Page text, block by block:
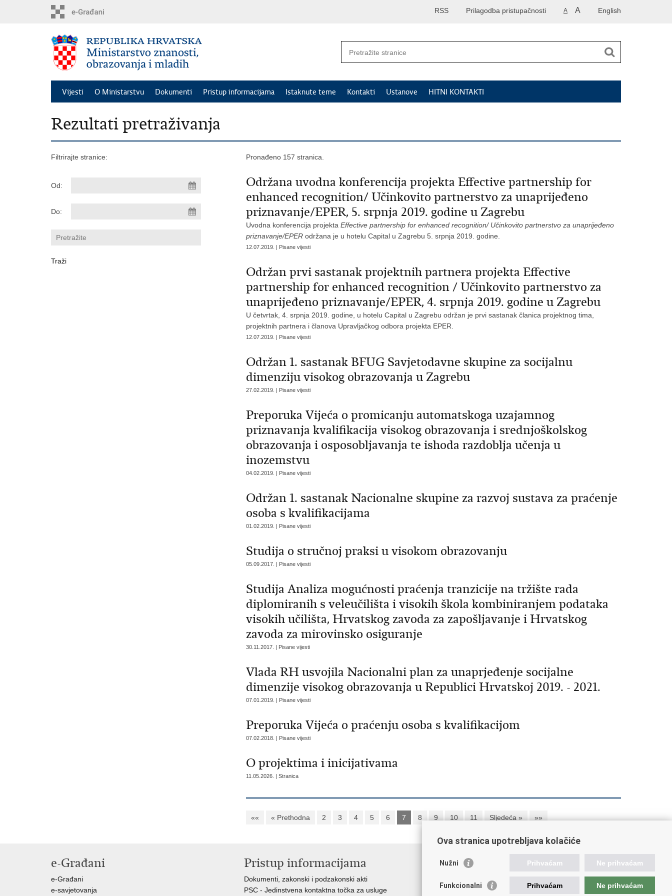
English
A A
Prilagodba pristupačnosti
RSS
Vijesti O Ministarstvu Dokumenti Pristup informacijama Istaknute teme Kontakti Ustanove HITNI KONTAKTI
Rezultati pretraživanja
Filtrirajte stranice:
Od:
Do:
Pronađeno 157 stranica.
Održana uvodna konferencija projekta Effective partnership for
enhanced recognition/ Učinkovito partnerstvo za unaprijeđeno
priznavanje/EPER, 5. srpnja 2019. godine u Zagrebu
Uvodna konferencija projekta Effective partnership for enhanced recognition/ Učinkovito partnerstvo za unaprijeđeno
priznavanje/EPER održana je u hotelu Capital u Zagrebu 5. srpnja 2019. godine.
12.07.2019. | Pisane vijesti
Održan prvi sastanak projektnih partnera projekta Effective
partnership for enhanced recognition / Učinkovito partnerstvo za
unaprijeđeno priznavanje/EPER, 4. srpnja 2019. godine u Zagrebu
U četvrtak, 4. srpnja 2019. godine, u hotelu Capital u Zagrebu održan je prvi sastanak članica projektnog tima,
projektnih partnera i članova Upravljačkog odbora projekta EPER.
12.07.2019. | Pisane vijesti
Održan 1. sastanak BFUG Savjetodavne skupine za socijalnu
dimenziju visokog obrazovanja u Zagrebu
27.02.2019. | Pisane vijesti
Preporuka Vijeća o promicanju automatskoga uzajamnog
priznavanja kvalifikacija visokog obrazovanja i srednjoškolskog
obrazovanja i osposobljavanja te ishoda razdoblja učenja u
inozemstvu
04.02.2019. | Pisane vijesti
Održan 1. sastanak Nacionalne skupine za razvoj sustava za praćenje
osoba s kvalifikacijama
01.02.2019. | Pisane vijesti
Studija o stručnoj praksi u visokom obrazovanju
05.09.2017. | Pisane vijesti
Studija Analiza mogućnosti praćenja tranzicije na tržište rada
diplomiranih s veleučilišta i visokih škola kombiniranjem podataka
visokih učilišta, Hrvatskog zavoda za zapošljavanje i Hrvatskog
zavoda za mirovinsko osiguranje
30.11.2017. | Pisane vijesti
Vlada RH usvojila Nacionalni plan za unaprjeđenje socijalne
dimenzije visokog obrazovanja u Republici Hrvatskoj 2019. - 2021.
07.01.2019. | Pisane vijesti
Preporuka Vijeća o praćenju osoba s kvalifikacijom
07.02.2018. | Pisane vijesti
O projektima i inicijativama
11.05.2026. | Stranica
«« « Prethodna 2 3 4 5 6 7 8 9 10 11 Sljedeća » »»
e-Građani
e-Građani
e-savjetovanja
Pristup informacijama
Dokumenti, zakonski i podzakonski akti
PSC - Jedinstvena kontaktna točka za usluge
Korisne poveznice
AZOO
Ova stranica upotrebljava kolačiće
Nužni Prihvaćam Ne prihvaćam
Funkcionalni Prihvaćam Ne prihvaćam